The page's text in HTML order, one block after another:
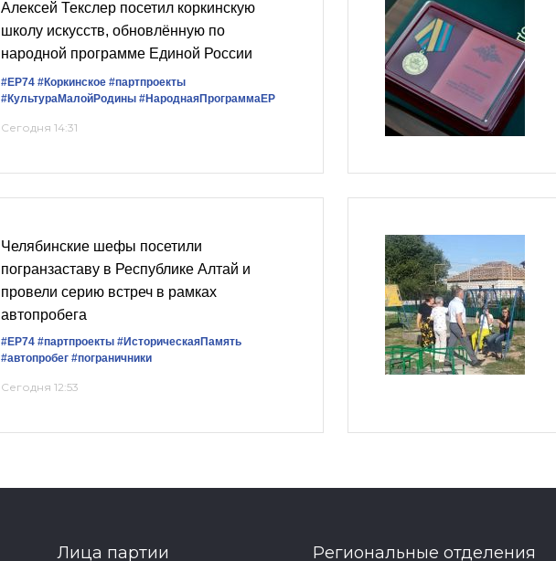
Алексей Текслер посетил коркинскую
школу искусств, обновлённую по
народной программе Единой России
#ЕР74 #Коркинское #партпроекты
#КультураМалойРодины #НароднаяПрограммаЕР
Сегодня 14:31
Челябинские шефы посетили
погранзаставу в Республике Алтай и
провели серию встреч в рамках
автопробега
#ЕР74 #партпроекты #ИсторическаяПамять
#автопробег #пограничники
Сегодня 12:53
Лица партии Региональные отделения